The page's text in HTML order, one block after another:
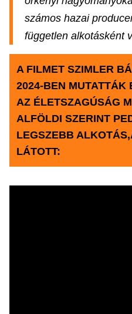
számos hazai
független alkotásként
A FILMET SZIMLER
2024-BEN MUTATTÁK
AZ ÉLETSZAGÚSÁG
ALFÖLDI SZERINT
LEGSZEBB
LÁTOTT: